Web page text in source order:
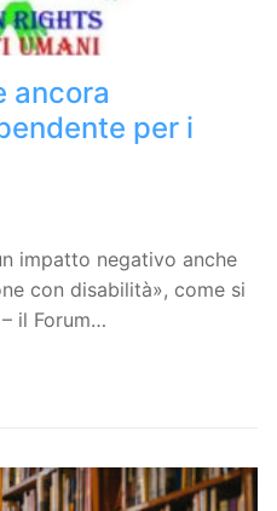
ancora
per i
impatto negativo anche
con disabilità», come si
il Forum…